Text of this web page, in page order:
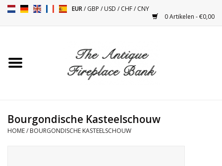
EUR/GBP /USD /CHF/CNY
0 Artikelen - €0,00
Toebehoren
Bourgondische Kasteelschouw
HOME/ BOURGONDISCHE KASTEELSCHOUW